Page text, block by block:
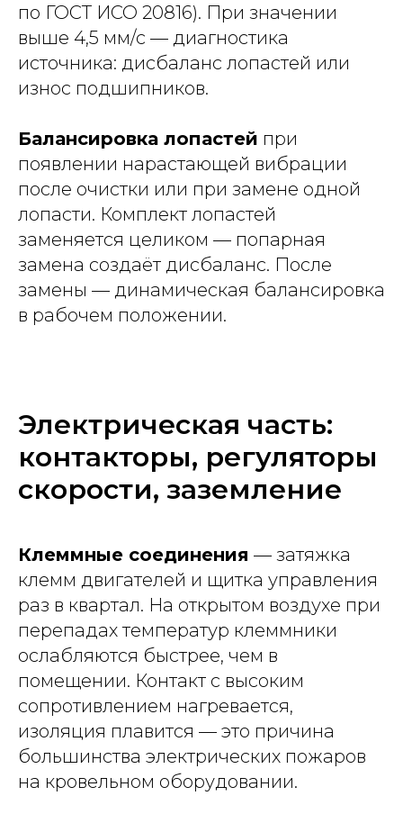
по ГОСТ ИСО 20816). При значении
выше 4,5 мм/с — диагностика
источника: дисбаланс лопастей или
износ подшипников.
Балансировка лопастей при
появлении нарастающей вибрации
после очистки или при замене одной
лопасти. Комплект лопастей
заменяется целиком — попарная
замена создаёт дисбаланс. После
замены — динамическая балансировка
в рабочем положении.
Электрическая часть:
контакторы, регуляторы
скорости, заземление
Клеммные соединения — затяжка
клемм двигателей и щитка управления
раз в квартал. На открытом воздухе при
перепадах температур клеммники
ослабляются быстрее, чем в
помещении. Контакт с высоким
сопротивлением нагревается,
изоляция плавится — это причина
большинства электрических пожаров
на кровельном оборудовании.